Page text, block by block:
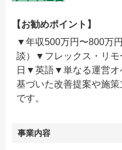
【お勧めポイント】
▼年収500万円〜800万
談）▼フレックス・リ
日▼英語▼単なる運営オ
基づいた改善提案や施
です。
事業内容